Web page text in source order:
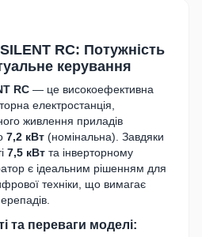
RC: Потужність
керування
RC — це високоефективна
електростанція,
живлення приладів
7,2 кВт (номінальна). Завдяки
7,5 кВт та інверторному
є ідеальним рішенням для
техніки, що вимагає
та переваги моделі: